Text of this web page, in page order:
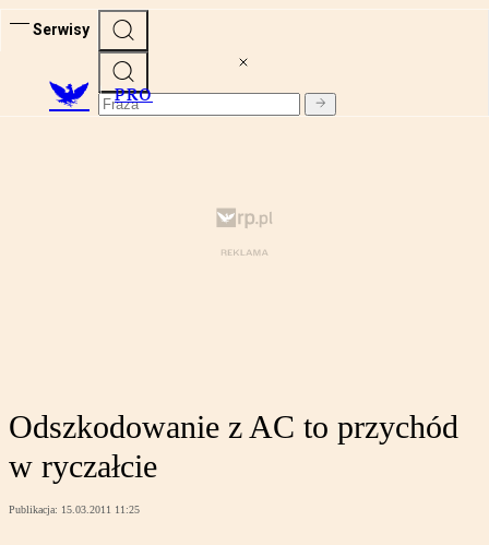
Serwisy
PRO
Odszkodowanie z AC to przychód
w ryczałcie
Publikacja: 15.03.2011 11:25